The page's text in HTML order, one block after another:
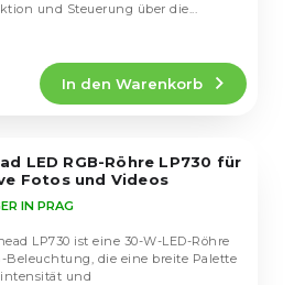
In den Warenkorb
und Steuerung über die...
LED RGB-Röhre LP730 für
Fotos und Videos
IN PRAG
LP730 ist eine 30-W-LED-Röhre
Beleuchtung, die eine breite Palette
und